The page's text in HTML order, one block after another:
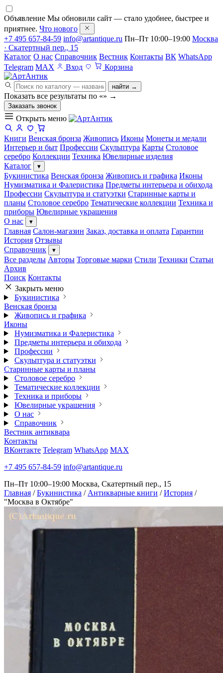
Объявление Мы обновили сайт — стало удобнее, быстрее и
приятнее. Что нового
+7 495 657-84-59 info@artantique.ru Пн–Пт 10:00–19:00 Москва
· Скатертный пер., 15
Каталог О нас Справочник Вестник Контакты ВК WhatsApp
Telegram MAX Вход Корзина
найти →
Показать все результаты по «» →
Заказать звонок
Открыть меню
Книги Венская бронза Живопись Иконы Монеты и медали
Интерьер и быт Профессии Скульптура Карты Столовое
серебро Коллекции Техника Ювелирные изделия
Каталог
▾
Букинистика Венская бронза Живопись и графика Иконы
Нумизматика и Фалеристика Предметы интерьера и обихода
Профессии Скульптура и статуэтки Старинные карты и
планы Столовое серебро Тематические коллекции Техника и
приборы Ювелирные украшения
О нас
▾
Главная Салон-магазин Заказ, доставка и оплата Гарантии
История Отзывы
Справочник
▾
Все разделы Авторы Торговые марки Стили Техники Статьи
Архив
Поиск Контакты
Закрыть меню
Букинистика
Венская бронза
Живопись и графика
Иконы
Нумизматика и Фалеристика
Предметы интерьера и обихода
Профессии
Скульптура и статуэтки
Старинные карты и планы
Столовое серебро
Тематические коллекции
Техника и приборы
Ювелирные украшения
О нас
Справочник
Вестник антиквара
Контакты
ВКонтакте Telegram WhatsApp MAX
+7 495 657-84-59 info@artantique.ru
Пн–Пт 10:00–19:00 Москва, Скатертный пер., 15
Главная / Букинистика / Антикварные книги / История /
"Москва в Октябре"